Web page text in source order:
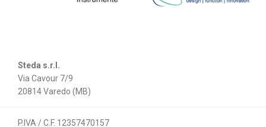
Steda s.r.l.
Via Cavour 7/9
20814 Varedo (MB)
P.IVA / C.F. 12357470157